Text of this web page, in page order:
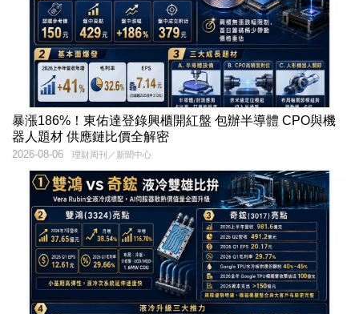
暴漲186%！東佑達登錄興櫃開紅盤 包辦半導體 CPO與機
器人題材 供應鏈比價全解密
理財周刊／新聞中心
2026-08-06